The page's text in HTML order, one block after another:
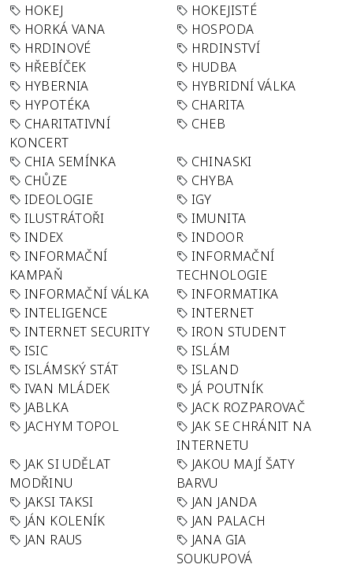
HOKEJ
HOKEJISTÉ
HORKÁ VANA
HOSPODA
HRDINOVÉ
HRDINSTVÍ
HŘEBÍČEK
HUDBA
HYBERNIA
HYBRIDNÍ VÁLKA
HYPOTÉKA
CHARITA
CHARITATIVNÍ
KONCERT
CHEB
CHIA SEMÍNKA
CHINASKI
CHŮZE
CHYBA
IDEOLOGIE
IGY
ILUSTRÁTOŘI
IMUNITA
INDEX
INDOOR
INFORMAČNÍ
KAMPAŇ
INFORMAČNÍ
TECHNOLOGIE
INFORMAČNÍ VÁLKA
INFORMATIKA
INTELIGENCE
INTERNET
INTERNET SECURITY
IRON STUDENT
ISIC
ISLÁM
ISLÁMSKÝ STÁT
ISLAND
IVAN MLÁDEK
JÁ POUTNÍK
JABLKA
JACK ROZPAROVAČ
JACHYM TOPOL
JAK SE CHRÁNIT NA
INTERNETU
JAK SI UDĚLAT
MODŘINU
JAKOU MAJÍ ŠATY
BARVU
JAKSI TAKSI
JAN JANDA
JÁN KOLENÍK
JAN PALACH
JAN RAUS
JANA GIA
SOUKUPOVÁ